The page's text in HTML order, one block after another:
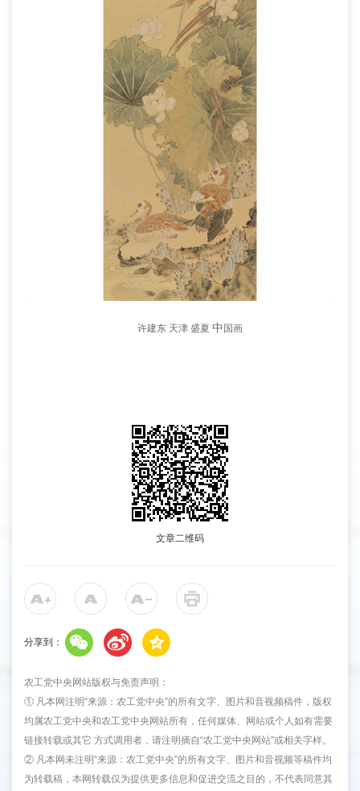
许建东 天津 盛夏 中 国画
文章二维码
分享到：
农工党中央网站版权与免责声明：
① 凡本网注明“来源：农工党中央”的所有文字、图片和音视频稿件，版权
均属农工党中央和农工党中央网站所有，任何媒体、网站或个人如有需要
链接转载或其它 方式调用者，请注明摘自“农工党中央网站”或相关字样。
② 凡本网未注明“来源：农工党中央”的所有文字、图片和音视频等稿件均
为转载稿，本网转载仅为提供更多信息和促进交流之目的，不代表同意其